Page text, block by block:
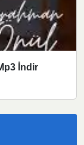
İndir